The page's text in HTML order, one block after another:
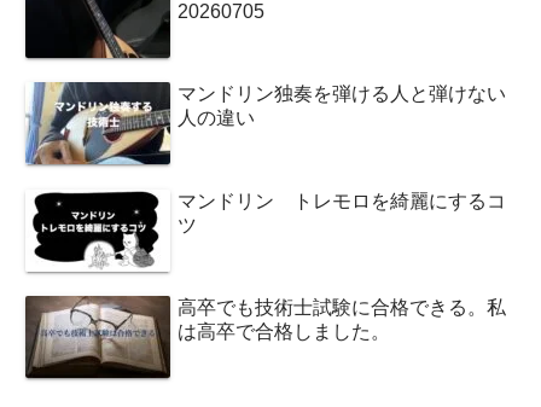
20260705
マンドリン独奏を弾ける人と弾けない
人の違い
マンドリン トレモロを綺麗にするコ
ツ
高卒でも技術士試験に合格できる。私
は高卒で合格しました。